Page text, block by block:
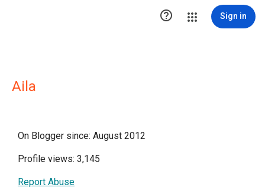
 Sign in
Aila
On Blogger since: August 2012
Profile views: 3,145
Report Abuse